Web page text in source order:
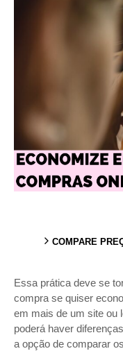
COMPARE
Essa prática deve se
compra se quiser
em mais de um site ou
poderá haver
a opção de comparar